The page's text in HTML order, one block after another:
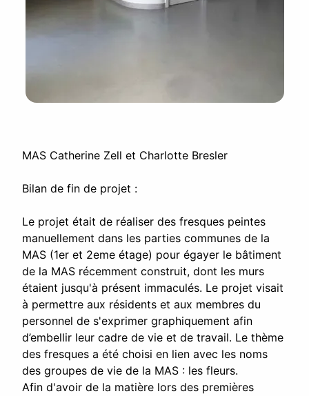
MAS Catherine Zell et Charlotte Bresler
Bilan de fin de projet :
Le projet était de réaliser des fresques peintes
manuellement dans les parties communes de la
MAS (1er et 2eme étage) pour égayer le bâtiment
de la MAS récemment construit, dont les murs
étaient jusqu'à présent immaculés. Le projet visait
à permettre aux résidents et aux membres du
personnel de s'exprimer graphiquement afin
d’embellir leur cadre de vie et de travail. Le thème
des fresques a été choisi en lien avec les noms
des groupes de vie de la MAS : les fleurs.
Afin d'avoir de la matière lors des premières